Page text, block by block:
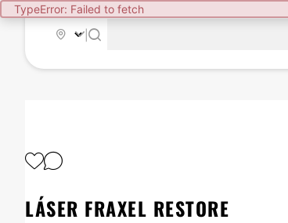
TypeError: Failed to fetch
LÁSER FRAXEL RESTORE